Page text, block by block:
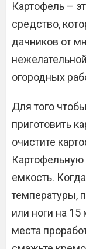
Картофель –
средство,
дачников от
огородных
Для того
приготовить
очистите
Картофельную
емкость.
температуры,
или ноги на 15
места